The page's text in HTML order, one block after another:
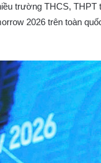
trường THCS,
2026 trên toàn